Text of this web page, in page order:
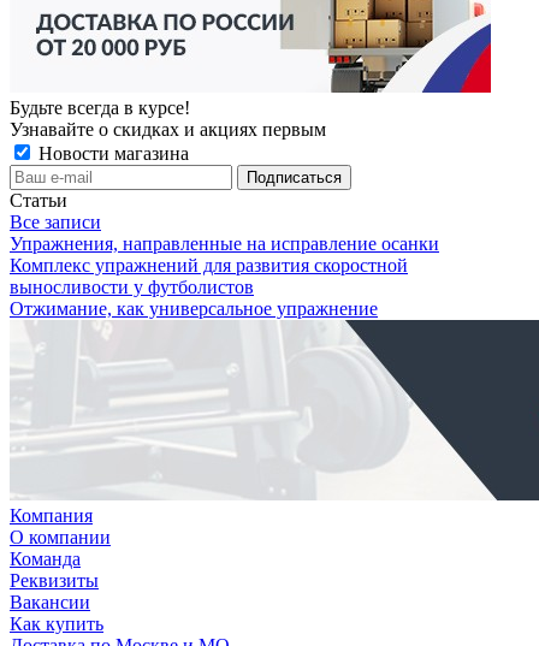
Будьте всегда в курсе!
Узнавайте о скидках и акциях первым
Новости магазина
Статьи
Все записи
Упражнения, направленные на исправление осанки
Комплекс упражнений для развития скоростной
выносливости у футболистов
Отжимание, как универсальное упражнение
Компания
О компании
Команда
Реквизиты
Вакансии
Как купить